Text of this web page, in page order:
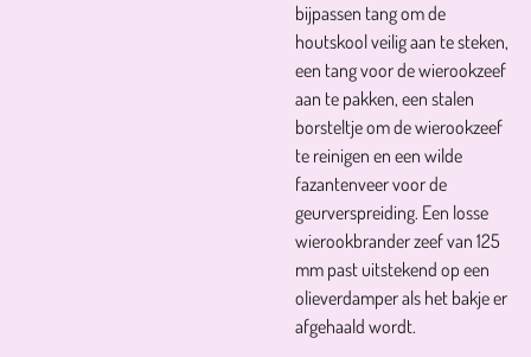
bijpassen tang om de
houtskool veilig aan te steken,
een tang voor de wierookzeef
aan te pakken, een stalen
borsteltje om de wierookzeef
te reinigen en een wilde
fazantenveer voor de
geurverspreiding. Een losse
wierookbrander zeef van 125
mm past uitstekend op een
olieverdamper als het bakje er
afgehaald wordt.